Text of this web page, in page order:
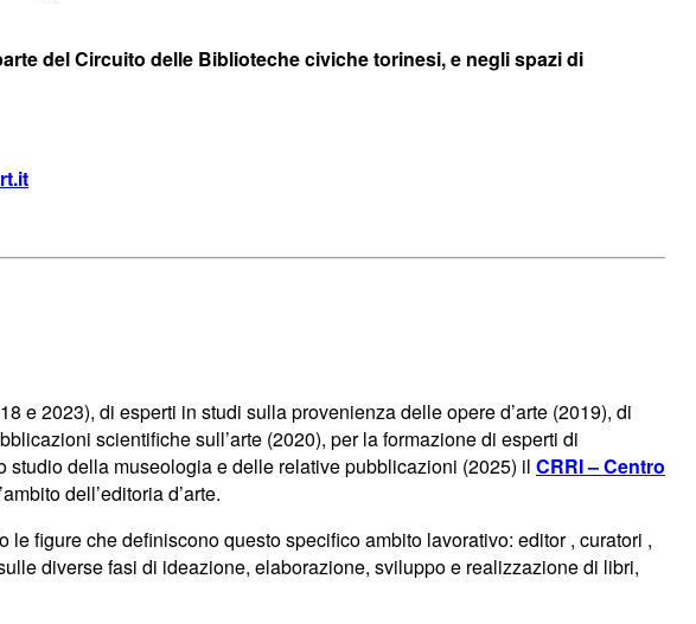
del Circuito delle Biblioteche civiche torinesi, e negli spazi di
e 2023), di esperti in studi sulla provenienza delle opere d’arte (2019), di
scientifiche sull’arte (2020), per la formazione di esperti di
della museologia e delle relative pubblicazioni (2025) il CRRI – Centro
dell’editoria d’arte.
figure che definiscono questo specifico ambito lavorativo: editor , curatori ,
diverse fasi di ideazione, elaborazione, sviluppo e realizzazione di libri,